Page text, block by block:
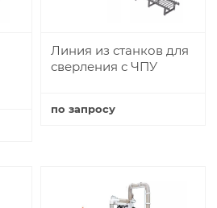
Линия из станков для
сверления с ЧПУ
по запросу